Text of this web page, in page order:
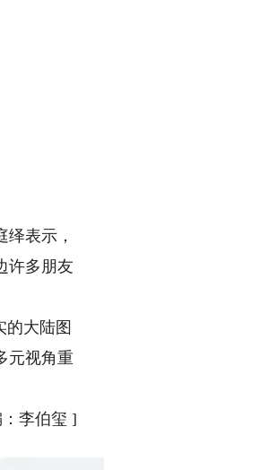
表示，
许多朋友
大陆图
元视角重
李伯玺 ]